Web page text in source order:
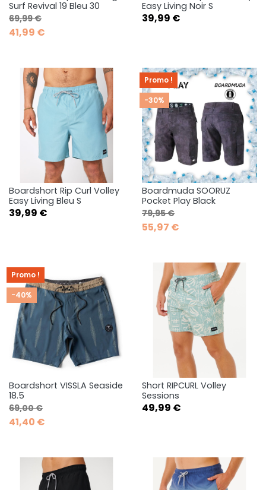
Surf Revival 19 Bleu 30
Prix de base
69,99 €Prix
41,99 €
Easy Living Noir S
Prix
39,99 €
Boardshort Rip Curl Volley
Easy Living Bleu S
Prix
39,99 €
Boardmuda SOORUZ
Pocket Play Black
Prix de base
79,95 €Prix
55,97 €
Promo !
-30%
Boardshort VISSLA Seaside
18.5
Prix de base
69,00 €Prix
41,40 €
Promo !
-40%
Short RIPCURL Volley
Sessions
Prix
49,99 €